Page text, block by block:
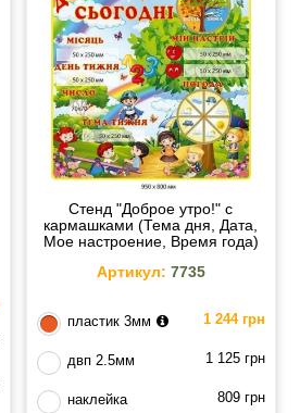
Стенд "Доброе утро!" с
кармашками (Тема дня, Дата,
Мое настроение, Время года)
Артикул: 7735
пластик 3мм 1 244 грн
двп 2.5мм 1 125 грн
наклейка 809 грн